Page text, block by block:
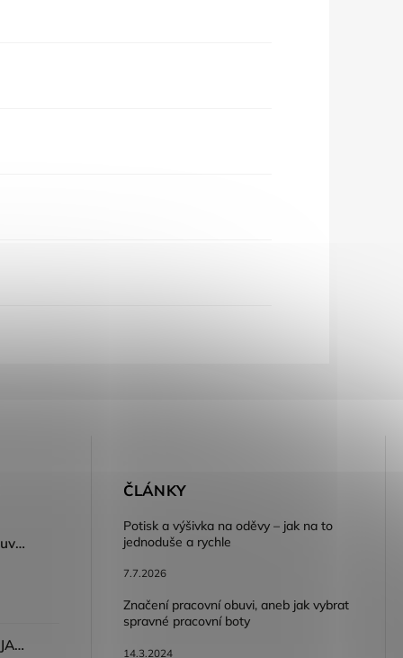
Dámský volnočasový nazouvák ARDON®JUNO - růžová
Dámské kalhoty ARDON®JASVENA šedá
ČLÁNKY
Potisk a výšivka na oděvy – jak na to
jednoduše a rychle
7.7.2026
Značení pracovní obuvi, aneb jak vybrat
spravné pracovní boty
14.3.2024